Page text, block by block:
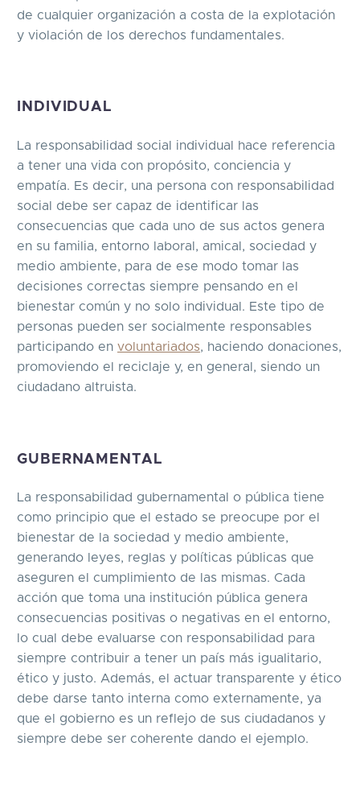
de cualquier organización a costa de la explotación
y violación de los derechos fundamentales.
INDIVIDUAL
La responsabilidad social individual hace referencia
a tener una vida con propósito, conciencia y
empatía. Es decir, una persona con responsabilidad
social debe ser capaz de identificar las
consecuencias que cada uno de sus actos genera
en su familia, entorno laboral, amical, sociedad y
medio ambiente, para de ese modo tomar las
decisiones correctas siempre pensando en el
bienestar común y no solo individual. Este tipo de
personas pueden ser socialmente responsables
participando en voluntariados, haciendo donaciones,
promoviendo el reciclaje y, en general, siendo un
ciudadano altruista.
GUBERNAMENTAL
La responsabilidad gubernamental o pública tiene
como principio que el estado se preocupe por el
bienestar de la sociedad y medio ambiente,
generando leyes, reglas y políticas públicas que
aseguren el cumplimiento de las mismas. Cada
acción que toma una institución pública genera
consecuencias positivas o negativas en el entorno,
lo cual debe evaluarse con responsabilidad para
siempre contribuir a tener un país más igualitario,
ético y justo. Además, el actuar transparente y ético
debe darse tanto interna como externamente, ya
que el gobierno es un reflejo de sus ciudadanos y
siempre debe ser coherente dando el ejemplo.